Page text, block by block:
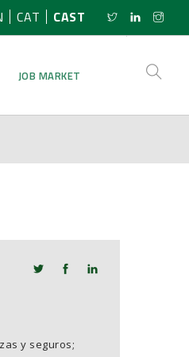
CAT CAST
JOB MARKET
y seguros;